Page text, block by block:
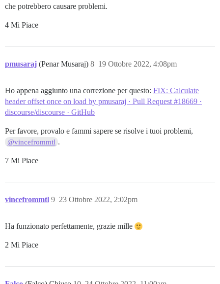
che potrebbero causare problemi.
4 Mi Piace
pmusaraj (Penar Musaraj) 19 Ottobre 2022, 4:08pm
8
Ho appena aggiunto una correzione per questo: FIX: Calculate
header offset once on load by pmusaraj · Pull Request #18669 ·
discourse/discourse · GitHub
Per favore, provalo e fammi sapere se risolve i tuoi problemi,
@vincefrommtl .
7 Mi Piace
vincefrommtl 23 Ottobre 2022, 2:02pm
9
Ha funzionato perfettamente, grazie mille
2 Mi Piace